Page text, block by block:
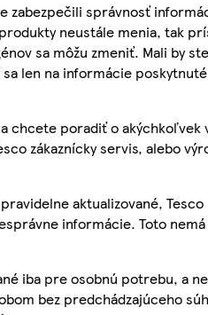
zabezpečili správnosť
neustále menia, tak
sa môžu zmeniť. Mali by
len na informácie
chcete poradiť o akýchkoľvek
zákaznícky servis, alebo
aktualizované, Tesco
informácie. Toto nemá
iba pre osobnú potrebu, a
bez predchádzajúceho